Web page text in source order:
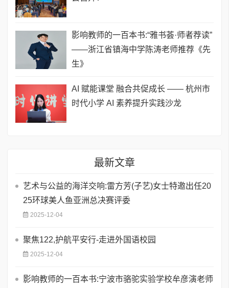
影响教师的一百本书:“雅书荟·师者荐读”
——浙江省镇海中学陈涛老师推荐《先
生》
AI 赋能课堂 融合共促成长 —— 杭州市
时代小学 AI 素养提升实践沙龙
最新文章
艺术与公益的海洋交响:雷方芳(子艺)女士特邀出任20
25环球美人鱼亚洲总决赛评委
2025-12-04
聚焦122,护航平安行-走进外国语校园
2025-12-04
影响教师的一百本书:宁波市骆驼实验学校牟彦演老师